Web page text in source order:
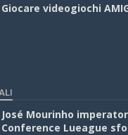
Giocare videogiochi
José Mourinho
Conference Lueague